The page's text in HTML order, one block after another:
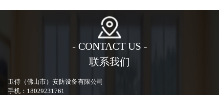
- CONTACT US -
联系我们
卫侍（佛山市）安防设备有限公司
手机：18029231761